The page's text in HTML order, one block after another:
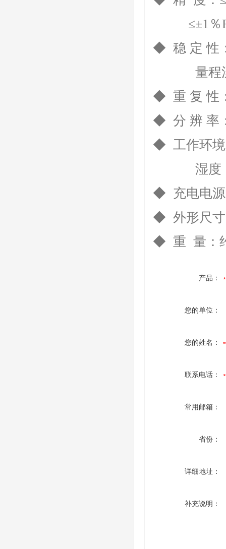
≤±1％
◆ 稳 定 性
量程漂
◆ 重 复 性
◆ 分 辨 率
◆ 工作环境
湿度：
◆ 充电电源
◆ 外形尺寸
◆ 重 量：
产品：
您的单位：
您的姓名：
联系电话：
常用邮箱：
省份：
详细地址：
补充说明：